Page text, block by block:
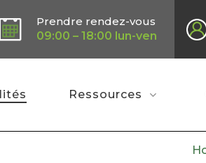
Prendre rendez-vous
09:00 – 18:00 lun-ven
Ressources